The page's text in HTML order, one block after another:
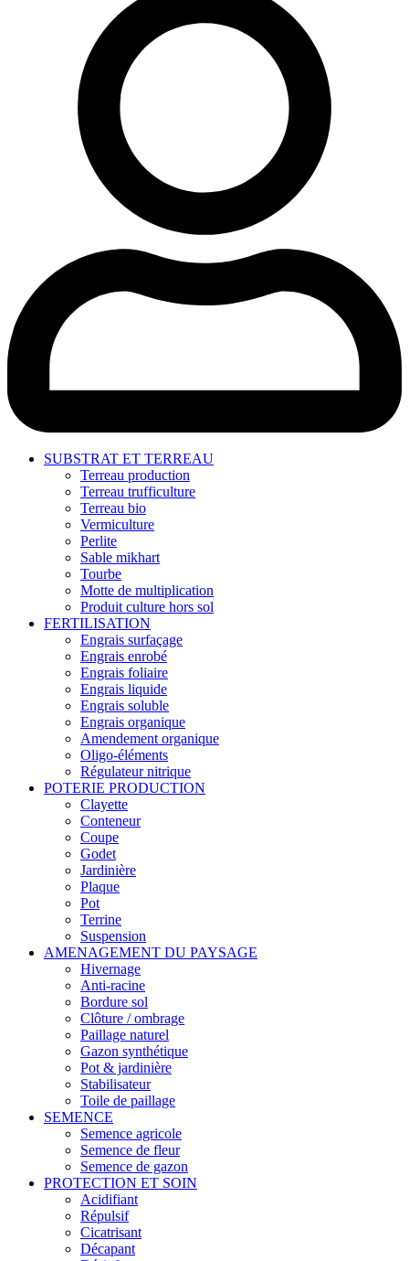
SUBSTRAT ET TERREAU
Terreau production
Terreau trufficulture
Terreau bio
Vermiculture
Perlite
Sable mikhart
Tourbe
Motte de multiplication
Produit culture hors sol
FERTILISATION
Engrais surfaçage
Engrais enrobé
Engrais foliaire
Engrais liquide
Engrais soluble
Engrais organique
Amendement organique
Oligo-éléments
Régulateur nitrique
POTERIE PRODUCTION
Clayette
Conteneur
Coupe
Godet
Jardinière
Plaque
Pot
Terrine
Suspension
AMENAGEMENT DU PAYSAGE
Hivernage
Anti-racine
Bordure sol
Clôture / ombrage
Paillage naturel
Gazon synthétique
Pot & jardinière
Stabilisateur
Toile de paillage
SEMENCE
Semence agricole
Semence de fleur
Semence de gazon
PROTECTION ET SOIN
Acidifiant
Répulsif
Cicatrisant
Décapant